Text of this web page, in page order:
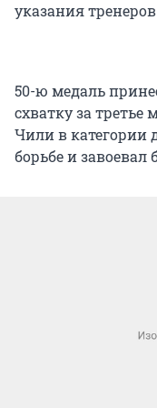
указания
50-ю медаль
схватку за
Чили в категории
борьбе и завоевал